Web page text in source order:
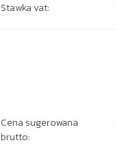
Stawka vat:
Cena sugerowana
brutto: